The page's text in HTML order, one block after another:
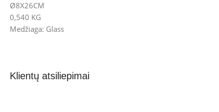
Ø8X26CM
0,540 KG
Medžiaga: Glass
Klientų atsiliepimai